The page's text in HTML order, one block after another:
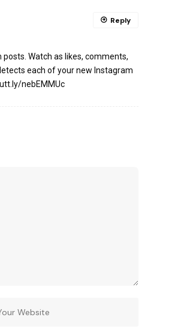
Watch as likes, comments,
each of your new Instagram
nebEMMUc
Reply